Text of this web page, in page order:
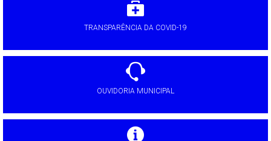
TRANSPARÊNCIA DA COVID-19
OUVIDORIA MUNICIPAL